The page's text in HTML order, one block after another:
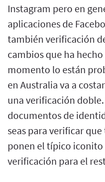
Instagram pero en
aplicaciones de
también verificación
cambios que ha
momento lo están
en Australia va a
una verificación
documentos de
seas para verificar
ponen el típico
verificación para el